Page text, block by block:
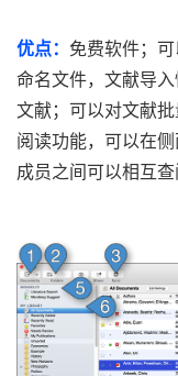
优点： 免费软件；
命名文件，文献导
文献；可以对文献
阅读功能，可以在
成员之间可以相互查